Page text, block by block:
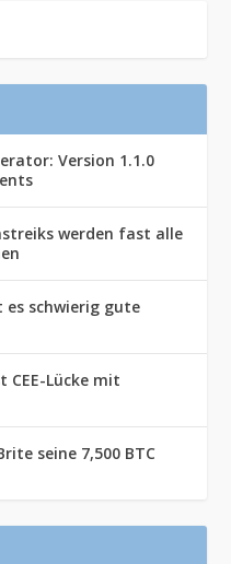
Version 1.1.0
werden fast alle
schwierig gute
CEE-Lücke mit
seine 7,500 BTC